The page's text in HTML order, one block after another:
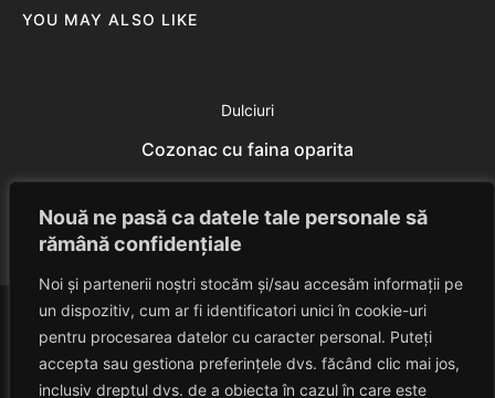
Nouă ne pasă ca datele tale personale să
rămână confidențiale
Noi și partenerii noștri stocăm și/sau accesăm informații pe
un dispozitiv, cum ar fi identificatori unici în cookie-uri
pentru procesarea datelor cu caracter personal. Puteți
accepta sau gestiona preferințele dvs. făcând clic mai jos,
inclusiv dreptul dvs. de a obiecta în cazul în care este
YOU MAY ALSO LIKE
Dulciuri
Cozonac cu faina oparita
Eduard Nedelcu July 18, 2014